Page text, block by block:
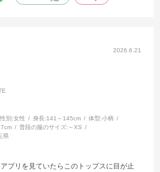
2026.6.21
性別:女性 身長:141～145cm 体型:小柄
普段の服のサイズ: ～XS
県
プリを見ていたらこのトップスに目が止